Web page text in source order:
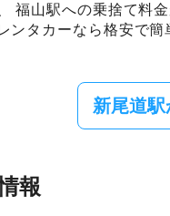
福山駅への乗捨て料
ンタカーなら格安で
新尾道
報